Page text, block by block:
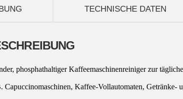
TECHNISCHE DATEN
phosphathaltiger Kaffeemaschinenreiniger zur
Capuccinomaschinen, Kaffee-Vollautomaten,